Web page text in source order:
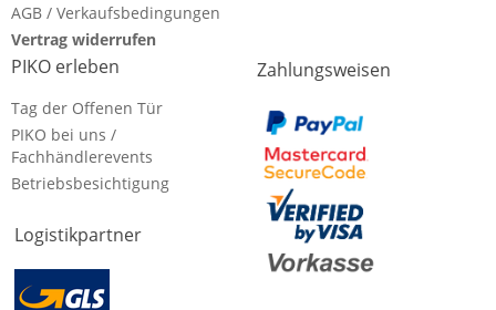
AGB / Verkaufsbedingungen
Vertrag widerrufen
PIKO erleben
Tag der Offenen Tür
PIKO bei uns /
Fachhändlerevents
Betriebsbesichtigung
Logistikpartner
Zahlungsweisen